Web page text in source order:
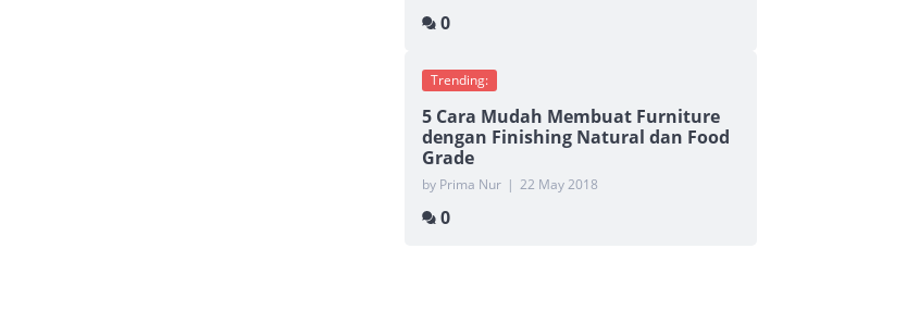
0
Trending:
5 Cara Mudah Membuat Furniture
dengan Finishing Natural dan Food
Grade
by Prima Nur | 22 May 2018
0